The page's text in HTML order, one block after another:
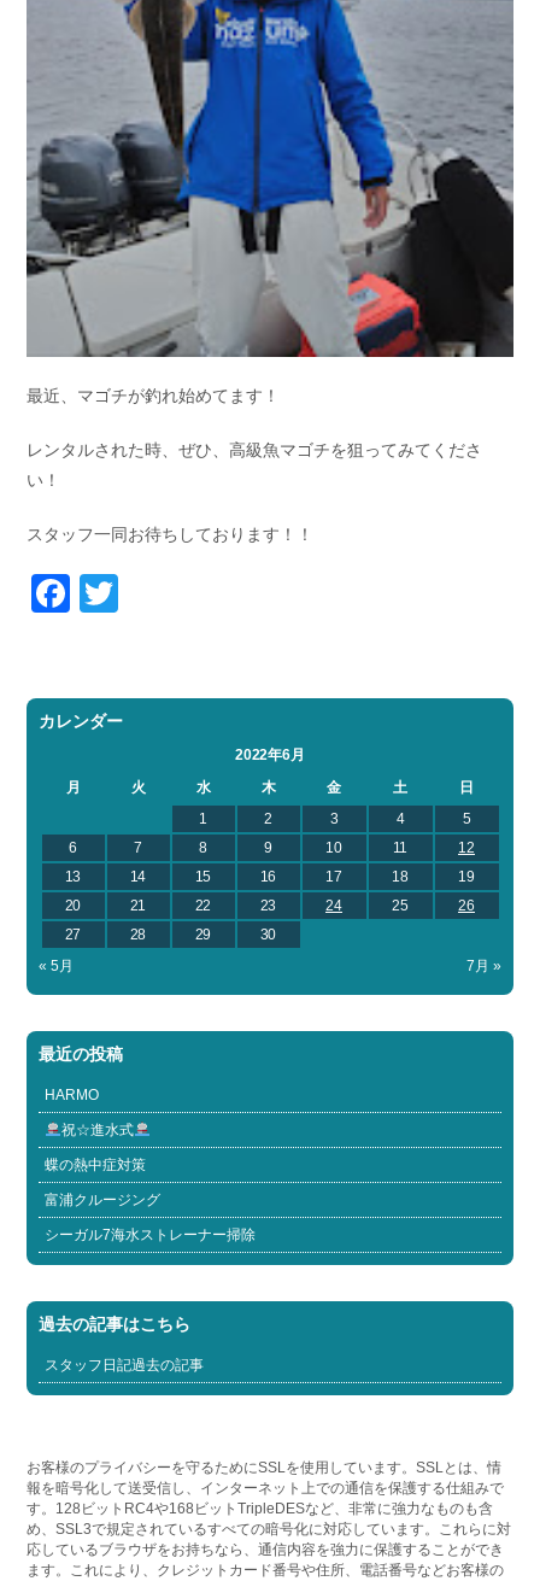
最近、マゴチが釣れ始めてます！
レンタルされた時、ぜひ、高級魚マゴチを狙ってみてくださ
い！
スタッフ一同お待ちしております！！
Facebook
カレンダー
2022年6月
月
火 水 木 金 土
日
1
2 3 4
5
6
7 8 9 10 11
12
13
14 15 16 17 18
19
20
21 22 23 24 25
26
27
28 29
30
« 5月
7月 »
最近の投稿
HARMO
祝☆進水式
蝶の熱中症対策
富浦クルージング
シーガル7海水ストレーナー掃除
過去の記事はこちら
スタッフ日記過去の記事
お客様のプライバシーを守るためにSSLを使用しています。SSLとは、情
報を暗号化して送受信し、インターネット上での通信を保護する仕組みで
す。128ビットRC4や168ビットTripleDESなど、非常に強力なものも含
め、SSL3で規定されているすべての暗号化に対応しています。これらに対
応しているブラウザをお持ちなら、通信内容を強力に保護することができ
ます。これにより、クレジットカード番号や住所、電話番号などお客様の